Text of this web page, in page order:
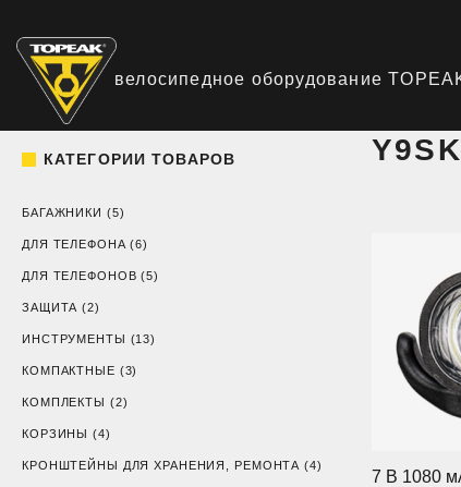
content
велосипедное оборудование
7 В 1080
КАТЕГОРИИ ТОВАРОВ
БАГАЖНИКИ (5)
ДЛЯ ТЕЛЕФОНА (6)
ДЛЯ ТЕЛЕФОНОВ (5)
ЗАЩИТА (2)
ИНСТРУМЕНТЫ (13)
КОМПАКТНЫЕ (3)
КОМПЛЕКТЫ (2)
КОРЗИНЫ (4)
КРОНШТЕЙНЫ ДЛЯ ХРАНЕНИЯ, РЕМОНТА (4)